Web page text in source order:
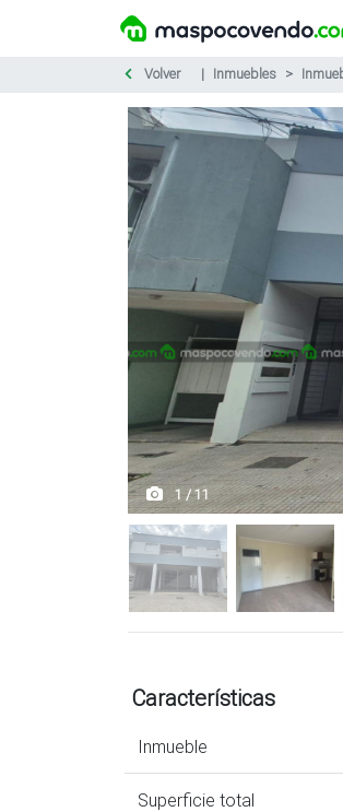
Volver Inmuebles
1 / 11
Características
Inmueble
Superficie total